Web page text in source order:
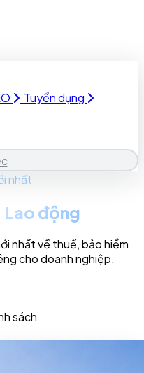
Tuyển dụng
nhất
Lao động
nhất về thuế, bảo hiểm
cho doanh nghiệp.
sách